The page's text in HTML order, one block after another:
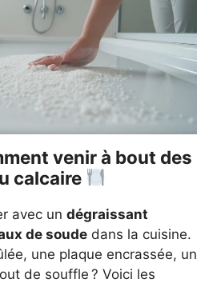
venir à bout des
calcaire
avec un dégraissant
de soude dans la cuisine.
une plaque encrassée, un
de souffle ? Voici les